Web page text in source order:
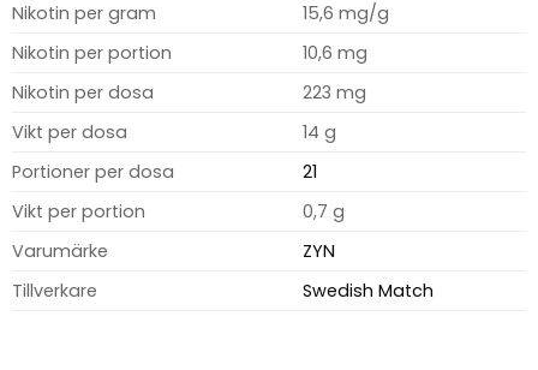
Nikotin per gram
15,6 mg/g
Nikotin per portion
10,6 mg
Nikotin per dosa
223 mg
Vikt per dosa
14 g
Portioner per dosa
21
Vikt per portion
0,7 g
Varumärke
ZYN
Tillverkare
Swedish Match